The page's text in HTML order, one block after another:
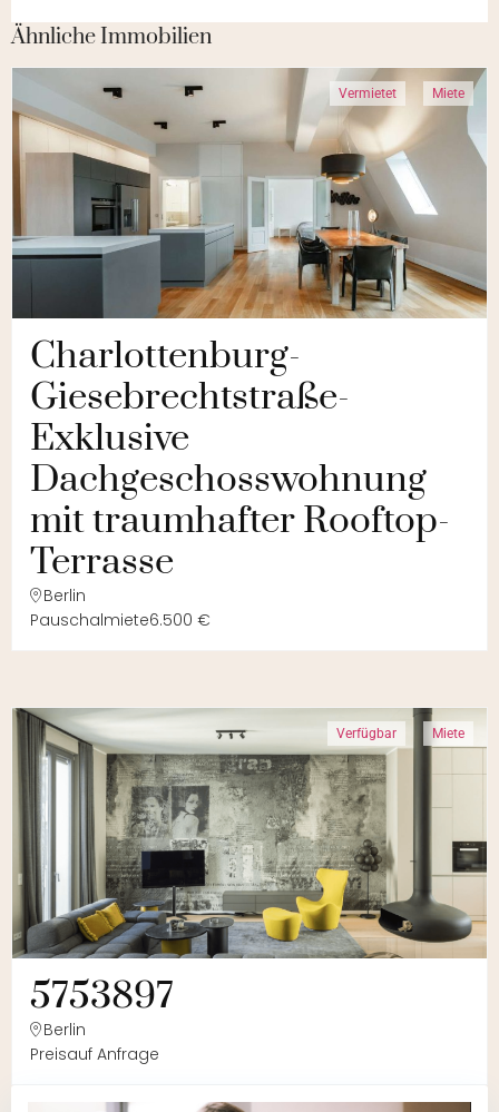
Ähnliche Immobilien
Vermietet Miete
Charlottenburg-
Giesebrechtstraße-
Exklusive
Dachgeschosswohnung
mit traumhafter Rooftop-
Terrasse
Berlin
Pauschalmiete6.500 €
Verfügbar Miete
5753897
Berlin
Preisauf Anfrage